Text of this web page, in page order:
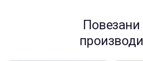
Повезани
производи